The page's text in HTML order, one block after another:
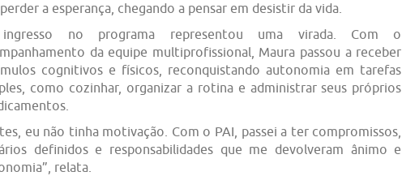
a esperança, chegando a pensar em desistir da vida.
no programa representou uma virada. Com o
da equipe multiprofissional, Maura passou a receber
cognitivos e físicos, reconquistando autonomia em tarefas
como cozinhar, organizar a rotina e administrar seus próprios
eu não tinha motivação. Com o PAI, passei a ter compromissos,
definidos e responsabilidades que me devolveram ânimo e
relata.